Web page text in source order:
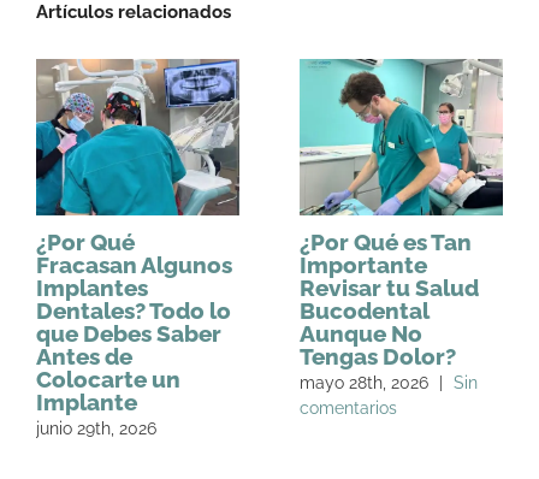
Artículos relacionados
¿Por Qué
Fracasan Algunos
Implantes
Dentales? Todo lo
que Debes Saber
Antes de
Colocarte un
Implante
junio 29th, 2026
¿Por Qué es Tan
Importante
Revisar tu Salud
Bucodental
Aunque No
Tengas Dolor?
mayo 28th, 2026
Sin
comentarios